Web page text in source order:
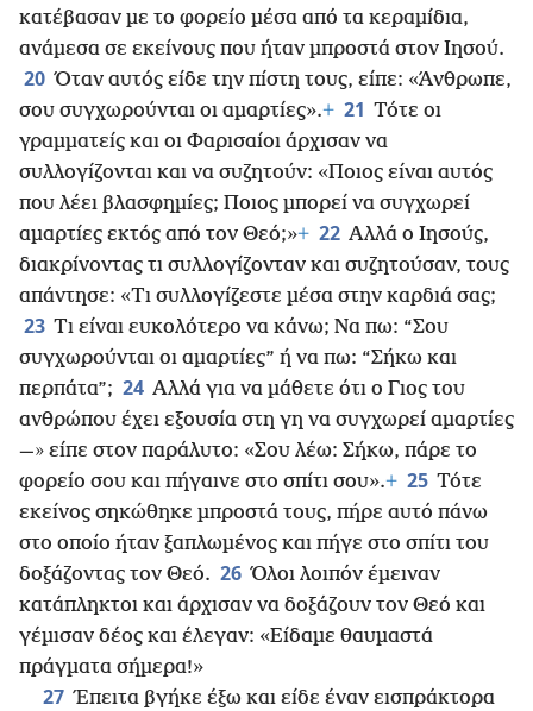
κατέβασαν με το φορείο μέσα από τα κεραμίδια,
ανάμεσα σε εκείνους που ήταν μπροστά στον Ιησού.
20 Όταν αυτός είδε την πίστη τους, είπε: «Άνθρωπε,
σου συγχωρούνται οι αμαρτίες».+ 21 Τότε οι
γραμματείς και οι Φαρισαίοι άρχισαν να
συλλογίζονται και να συζητούν: «Ποιος είναι αυτός
που λέει βλασφημίες; Ποιος μπορεί να συγχωρεί
αμαρτίες εκτός από τον Θεό;»+ 22 Αλλά ο Ιησούς,
διακρίνοντας τι συλλογίζονταν και συζητούσαν, τους
απάντησε: «Τι συλλογίζεστε μέσα στην καρδιά σας;
23 Τι είναι ευκολότερο να κάνω; Να πω: “Σου
συγχωρούνται οι αμαρτίες” ή να πω: “Σήκω και
περπάτα”; 24 Αλλά για να μάθετε ότι ο Γιος του
ανθρώπου έχει εξουσία στη γη να συγχωρεί αμαρτίες
—» είπε στον παράλυτο: «Σου λέω: Σήκω, πάρε το
φορείο σου και πήγαινε στο σπίτι σου».+ 25 Τότε
εκείνος σηκώθηκε μπροστά τους, πήρε αυτό πάνω
στο οποίο ήταν ξαπλωμένος και πήγε στο σπίτι του
δοξάζοντας τον Θεό. 26 Όλοι λοιπόν έμειναν
κατάπληκτοι και άρχισαν να δοξάζουν τον Θεό και
γέμισαν δέος και έλεγαν: «Είδαμε θαυμαστά
πράγματα σήμερα!»
27 Έπειτα βγήκε έξω και είδε έναν εισπράκτορα